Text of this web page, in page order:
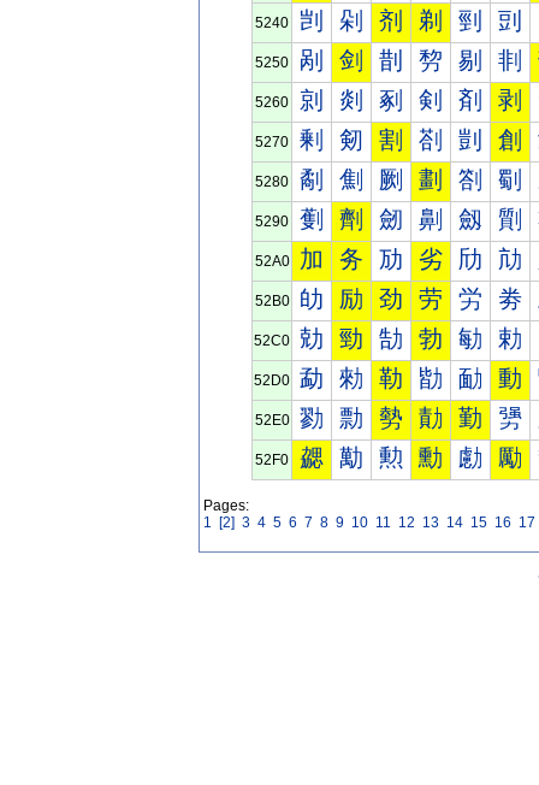
5240 剀 剁 剂 剃 剄 剅
5250 剐 剑 剒 剓 剔 剕
5260 剠 剡 剢 剣 剤 剥
5270 剰 剱 割 剳 剴 創
5280 劀 劁 劂 劃 劄 劅
5290 劐 劑 劒 劓 劔 劕
52A0 加 务 劢 劣 劤 劥
52B0 劰 励 劲 劳 労 劵
52C0 勀 勁 勂 勃 勄 勅
52D0 勐 勑 勒 勓 勔 動
52E0 勠 勡 勢 勣 勤 勥
52F0 勰 勱 勲 勳 勴 勵
Pages:
1 [2] 3 4 5 6 7 8 9 10 11 12 13 14 15 16 17